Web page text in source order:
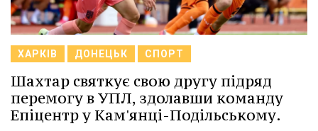
ХАРКІВ ДОНЕЦЬК СПОРТ
Шахтар святкує свою другу підряд
перемогу в УПЛ, здолавши команду
Епіцентр у Кам'янці-Подільському.